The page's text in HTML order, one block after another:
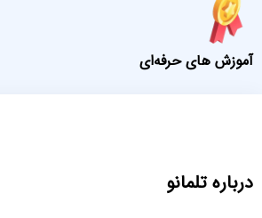
آموزش های حرفه‌ای
درباره تلمانو